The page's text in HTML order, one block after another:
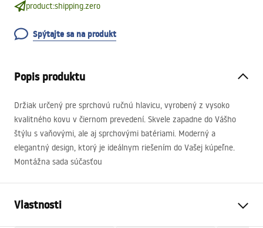
product:shipping.zero
Spýtajte sa na produkt
Popis produktu
Držiak určený pre sprchovú ručnú hlavicu, vyrobený z vysoko
kvalitného kovu v čiernom prevedení. Skvele zapadne do Vášho
štýlu s vaňovými, ale aj sprchovými batériami. Moderný a
elegantný design, ktorý je ideálnym riešením do Vašej kúpeľne.
Montážna sada súčasťou
Vlastnosti